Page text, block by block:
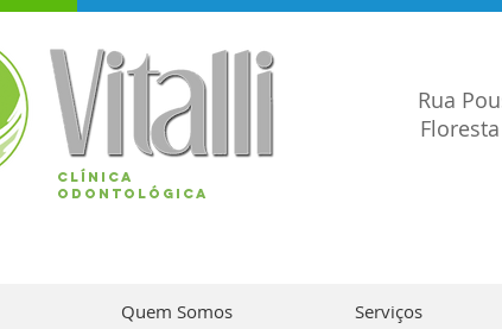
CLÍNICA
ODONTOLÓGICA
Rua
Quem Somos Serviços